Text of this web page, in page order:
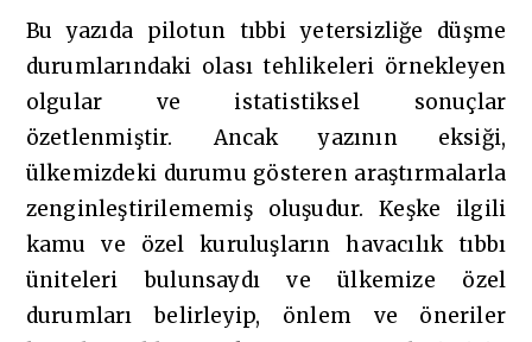
Bu yazıda pilotun tıbbi yetersizliğe düşme
durumlarındaki olası tehlikeleri örnekleyen
olgular ve istatistiksel sonuçlar
özetlenmiştir. Ancak yazının eksiği,
ülkemizdeki durumu gösteren araştırmalarla
zenginleştirilememiş oluşudur. Keşke ilgili
kamu ve özel kuruluşların havacılık tıbbı
üniteleri bulunsaydı ve ülkemize özel
durumları belirleyip, önlem ve öneriler